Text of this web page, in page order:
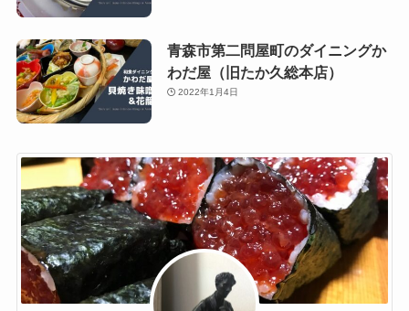
青森市第二問屋町のダイニングか
わだ屋（旧たか久総本店）
2022年1月4日